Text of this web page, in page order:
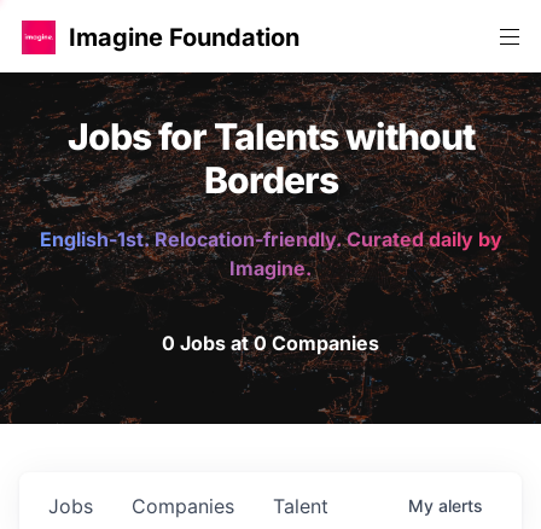
Imagine Foundation
Jobs for Talents without
Borders
English-1st. Relocation-friendly. Curated daily by
Imagine.
0 Jobs at 0 Companies
Jobs Companies Talent My alerts